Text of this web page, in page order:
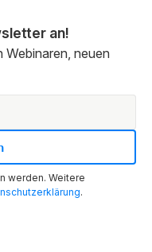
an!
neuen
werden. Weitere
.